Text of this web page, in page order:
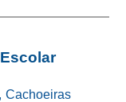
Cachoeiras